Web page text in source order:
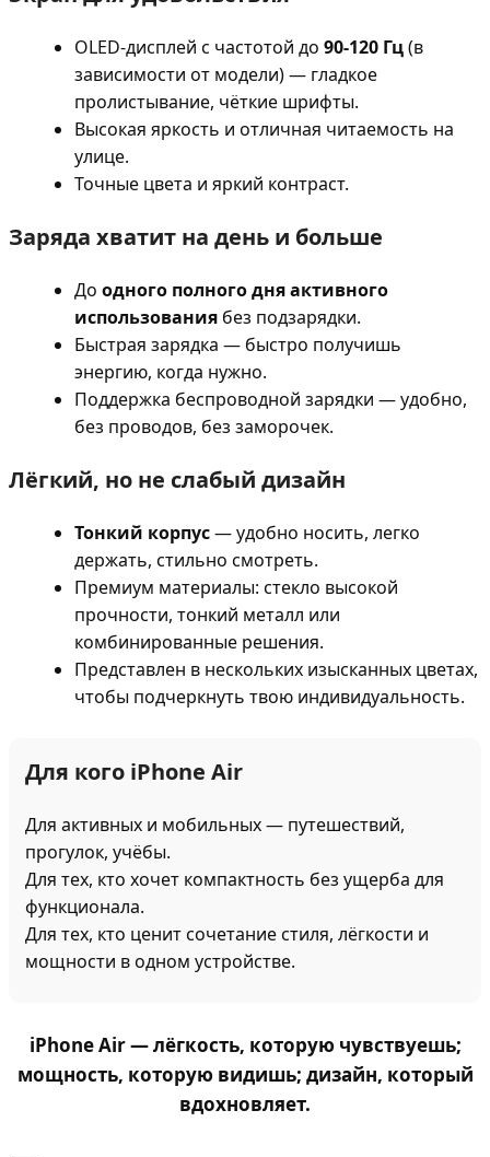
OLED-дисплей с частотой до 90-120 Гц(в
зависимости от модели) — гладкое
пролистывание, чёткие шрифты.
Высокая яркость и отличная читаемость на
улице.
Точные цвета и яркий контраст.
Заряда хватит на день и больше
До одного полного дня активного
использования без подзарядки.
Быстрая зарядка — быстро получишь
энергию, когда нужно.
Поддержка беспроводной зарядки — удобно,
без проводов, без заморочек.
Лёгкий, но не слабый дизайн
Тонкий корпус— удобно носить, легко
держать, стильно смотреть.
Премиум материалы: стекло высокой
прочности, тонкий металл или
комбинированные решения.
Представлен в нескольких изысканных цветах,
чтобы подчеркнуть твою индивидуальность.
Для кого iPhone Air
Для активных и мобильных — путешествий,
прогулок, учёбы.
Для тех, кто хочет компактность без ущерба для
функционала.
Для тех, кто ценит сочетание стиля, лёгкости и
мощности в одном устройстве.
iPhone Air— лёгкость, которую чувствуешь;
мощность, которую видишь; дизайн, который
вдохновляет.